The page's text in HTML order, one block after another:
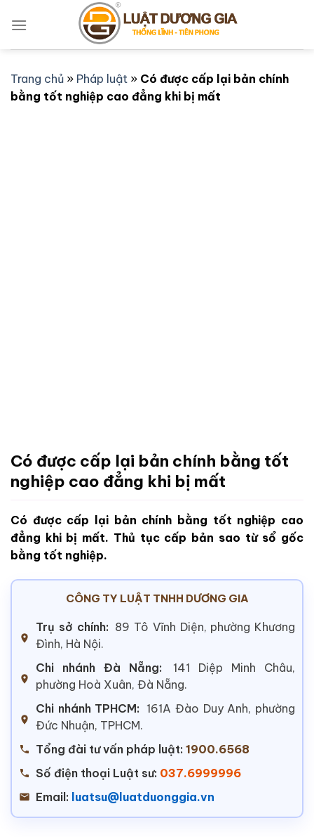
qua
Trang chủ » Pháp luật » Có được cấp lại bản chính
bằng tốt nghiệp cao đẳng khi bị mất
Có được cấp lại bản chính bằng tốt
nghiệp cao đẳng khi bị mất
Có được cấp lại bản chính bằng tốt nghiệp cao
đẳng khi bị mất. Thủ tục cấp bản sao từ sổ gốc
bằng tốt nghiệp.
CÔNG TY LUẬT TNHH DƯƠNG GIA
Trụ sở chính: 89 Tô Vĩnh Diện, phường Khương
Đình, Hà Nội.
Chi nhánh Đà Nẵng:
141 Diệp Minh Châu,
phường Hoà Xuân, Đà Nẵng.
Chi nhánh TPHCM: 161A Đào Duy Anh, phường
Đức Nhuận, TPHCM.
Tổng đài tư vấn pháp luật: 1900.6568
Số điện thoại Luật sư: 037.6999996
Email: luatsu@luatduonggia.vn